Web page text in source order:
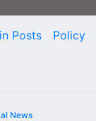
Posts Policy
News